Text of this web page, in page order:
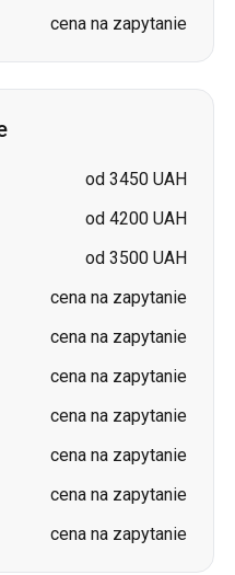
od 3450 UAH
cena na zapytanie
cena na zapytanie
cena na zapytanie
cena na zapytanie
cena na zapytanie
cena na zapytanie
cena na zapytanie
Dniepr → HumańUkraina